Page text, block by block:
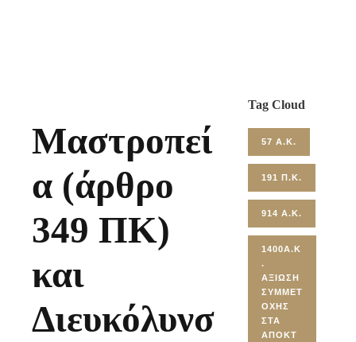
Μαστροπεί
α (άρθρο
349 ΠΚ)
και
Διευκόλυνσ
Tag Cloud
57 Α.Κ.
191 Π.Κ.
914 Α.Κ.
1400Α.Κ
.
ΑΞΊΩΣΗ
ΣΥΜΜΕΤ
ΟΧΉΣ
ΣΤΑ
ΑΠΟΚΤ